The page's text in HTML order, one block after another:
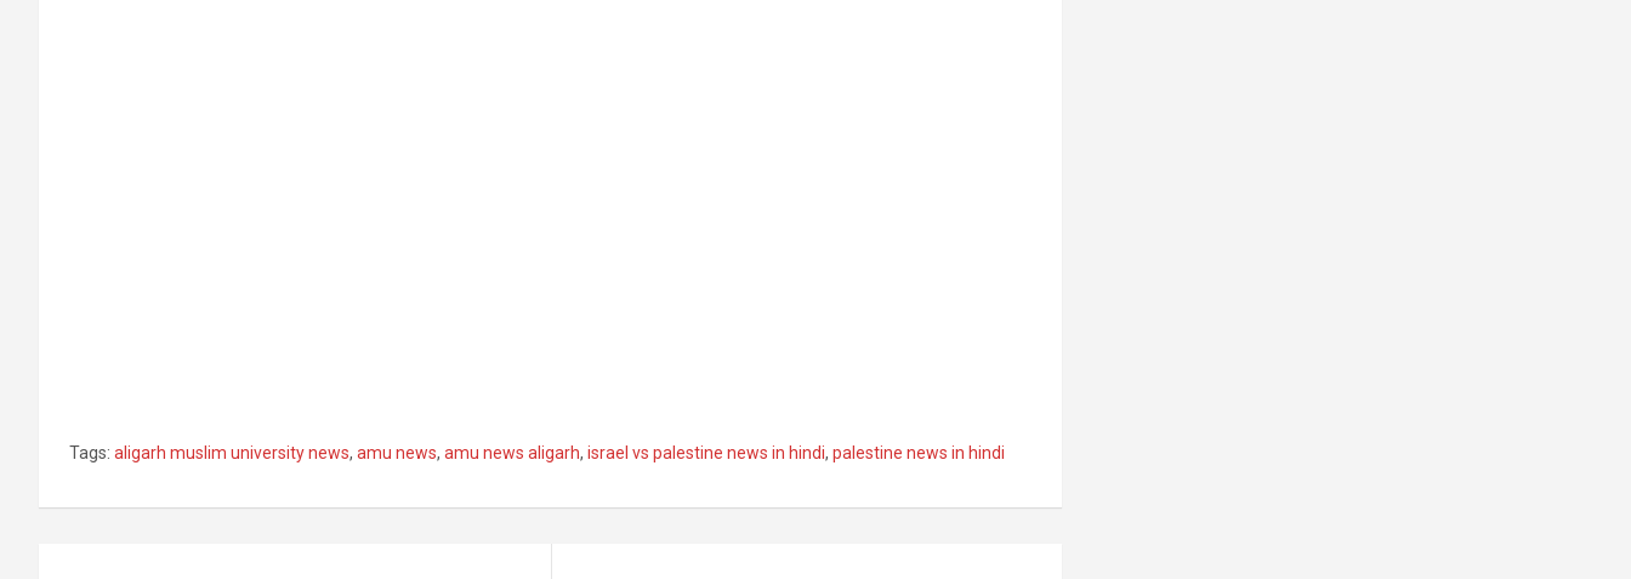
Tags: aligarh muslim university news, amu news, amu news aligarh, israel vs palestine news in hindi, palestine news in hindi